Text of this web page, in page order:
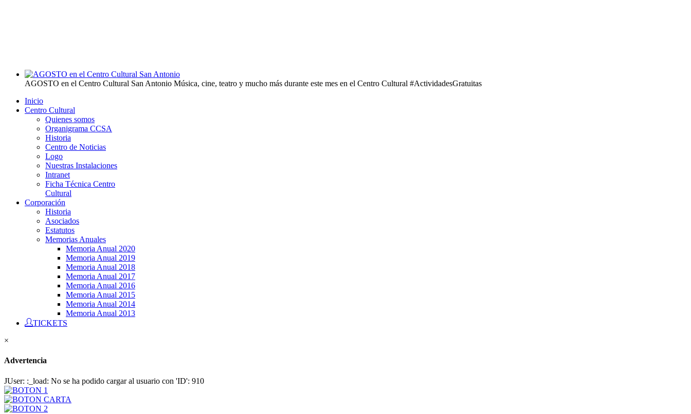
AGOSTO en el Centro Cultural San Antonio Música, cine, teatro y mucho más durante este mes en el Centro Cultural #ActividadesGratuitas
Inicio
Centro Cultural
Quienes somos
Organigrama CCSA
Historia
Centro de Noticias
Logo
Nuestras Instalaciones
Intranet
Ficha Técnica Centro
Cultural
Corporación
Historia
Asociados
Estatutos
Memorias Anuales
Memoria Anual 2020
Memoria Anual 2019
Memoria Anual 2018
Memoria Anual 2017
Memoria Anual 2016
Memoria Anual 2015
Memoria Anual 2014
Memoria Anual 2013
TICKETS
×
Advertencia
JUser: :_load: No se ha podido cargar al usuario con 'ID': 910